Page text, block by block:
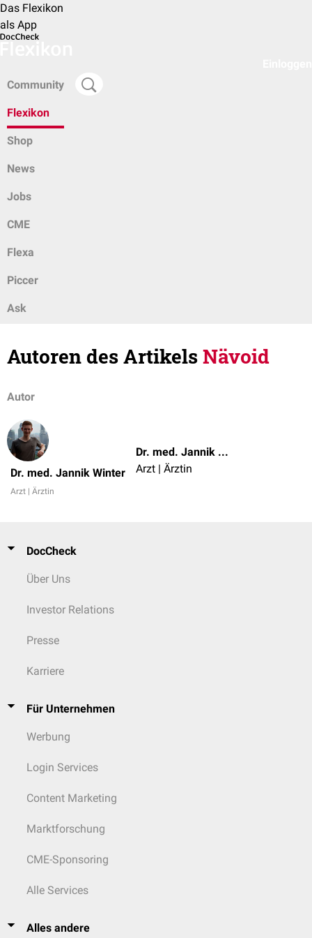
Das Flexikon
als App
Community
Flexikon
Shop
News
Jobs
CME
Flexa
Piccer
Ask
Autoren des ArtikelsNävoid
Autor
Dr. med. Jannik Winter
Arzt | Ärztin
Dr. med. Jannik Winter
Arzt | Ärztin
DocCheck
Über Uns
Investor Relations
Presse
Karriere
Für Unternehmen
Werbung
Login Services
Content Marketing
Marktforschung
CME-Sponsoring
Alle Services
Alles andere